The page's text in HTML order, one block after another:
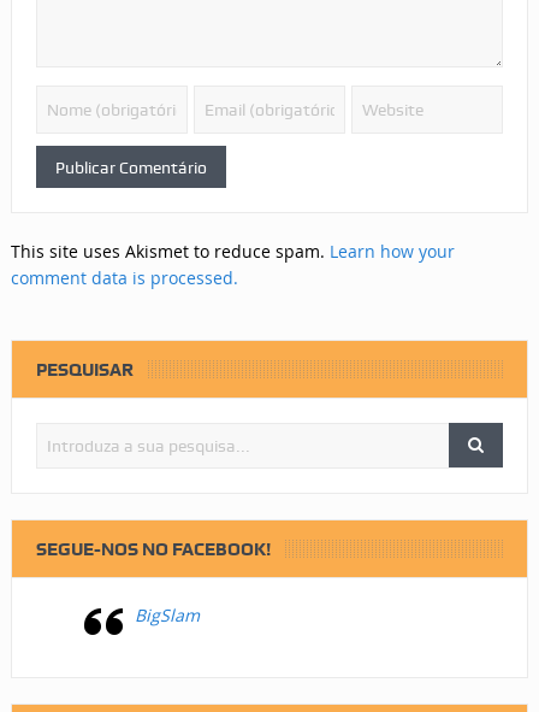
This site uses Akismet to reduce spam. Learn how your
comment data is processed.
PESQUISAR
SEGUE-NOS NO FACEBOOK!
BigSlam